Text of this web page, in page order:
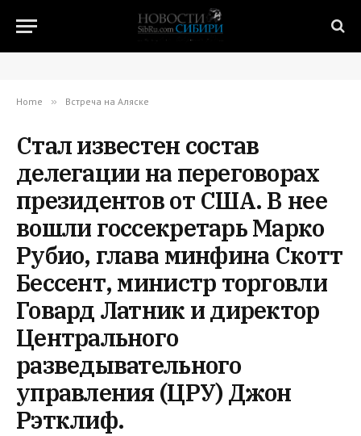
Home » Встреча на Аляске
Стал известен состав
делегации на переговорах
президентов от США. В нее
вошли госсекретарь Марко
Рубио, глава минфина Скотт
Бессент, министр торговли
Говард Латник и директор
Центрального
разведывательного
управления (ЦРУ) Джон
Рэтклиф.